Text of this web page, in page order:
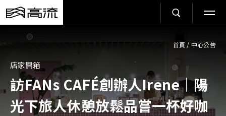
首頁 / 中心公告
店家開箱
訪FANs CAFÉ創辦人Irene｜陽
光下旅人休憩放鬆品嘗一杯好咖